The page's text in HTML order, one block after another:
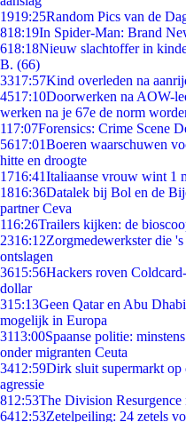
1919:25Random Pics van de
818:19In Spider-Man: Brand
618:18Nieuw slachtoffer in
B. (66)
3317:57Kind overleden na
4517:10Doorwerken na AOW-
werken na je 67e de norm
117:07Forensics: Crime Scene
5617:01Boeren waarschuwen
hitte en droogte
1716:41Italiaanse vrouw wint 1
1816:36Datalek bij Bol en de
partner Ceva
116:26Trailers kijken: de
2316:12Zorgmedewerkster die
ontslagen
3615:56Hackers roven
dollar
315:13Geen Qatar en Abu
mogelijk in Europa
3113:00Spaanse politie:
onder migranten Ceuta
3412:59Dirk sluit supermarkt op
agressie
812:53The Division Resurgence
6412:53Zetelpeiling: 24 zetels